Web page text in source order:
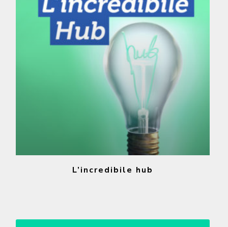
L’incredibile hub